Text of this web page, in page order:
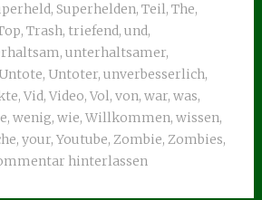
, Superhelden, Teil, The,
, Trash, triefend, und,
, unterhaltsamer,
Untote, Untoter, unverbesserlich,
, Vid, Video, Vol, von, war, was,
, wenig, wie, Willkommen, wissen,
, your, Youtube, Zombie, Zombies,
hinterlassen